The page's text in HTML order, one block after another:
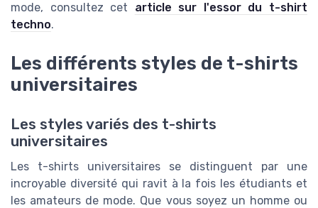
mode, consultez cet article sur l'essor du t-shirt
techno.
Les différents styles de t-shirts
universitaires
Les styles variés des t-shirts
universitaires
Les t-shirts universitaires se distinguent par une
incroyable diversité qui ravit à la fois les étudiants et
les amateurs de mode. Que vous soyez un homme ou